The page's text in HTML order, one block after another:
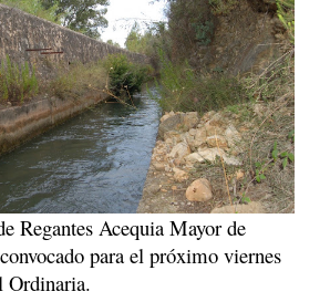
Regantes Acequia Mayor de
para el próximo viernes
Ordinaria.